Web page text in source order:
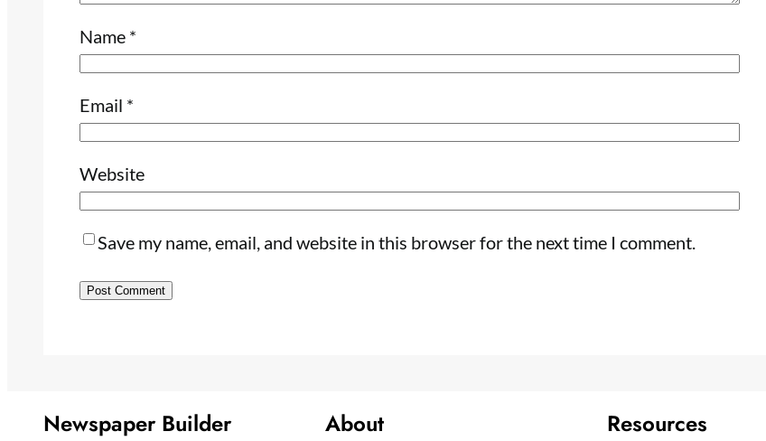
Name *
Email *
Website
Save my name, email, and website in this browser for the next time I comment.
Newspaper Builder About Resources